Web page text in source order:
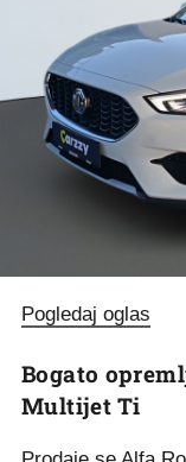
Pogledaj oglas
Bogato
Multijet Ti